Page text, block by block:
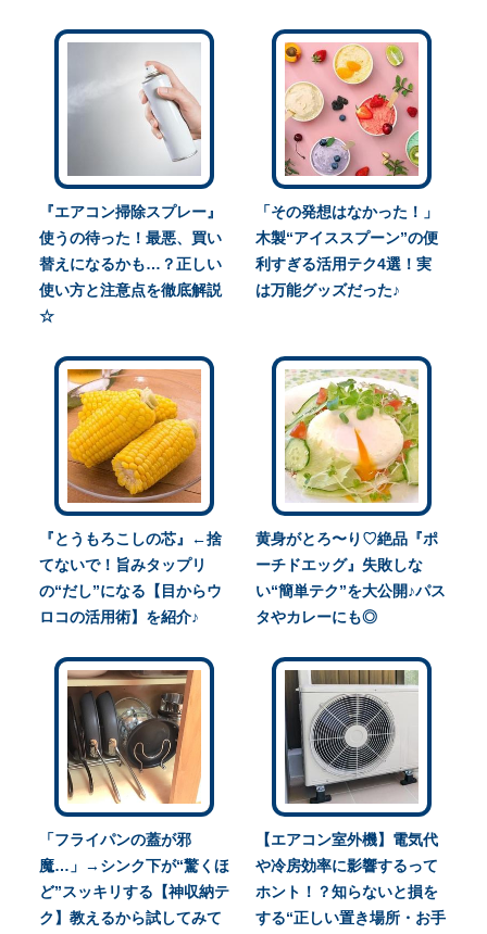
『エアコン掃除スプレー』
使うの待った！最悪、買い
替えになるかも…？正しい
使い方と注意点を徹底解説
☆
「その発想はなかった！」
木製“アイススプーン”の便
利すぎる活用テク4選！実
は万能グッズだった♪
『とうもろこしの芯』←捨
てないで！旨みタップリ
の“だし”になる【目からウ
ロコの活用術】を紹介♪
黄身がとろ〜り♡絶品『ポ
ーチドエッグ』失敗しな
い“簡単テク”を大公開♪パス
タやカレーにも◎
「フライパンの蓋が邪
魔…」→シンク下が“驚くほ
ど”スッキリする【神収納テ
ク】教えるから試してみて
【エアコン室外機】電気代
や冷房効率に影響するって
ホント！？知らないと損を
する“正しい置き場所・お手